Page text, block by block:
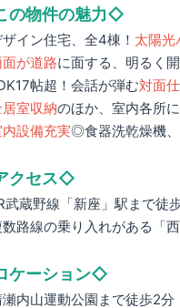
の物件の魅力◇
ザイン住宅、全4棟！ 太陽光
面が道路に面する、明るく開
帖超！会話が弾む対面
室収納のほか、室内各所
設備充実◎食器洗乾燥機、
クセス◇
武蔵野線「新座」駅まで徒
数路線の乗り入れがある「
ケーション◇
瀬内山運動公園まで徒歩2分